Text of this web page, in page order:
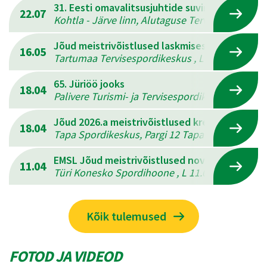
22.07 31. Eesti omavalitsusjuhtide suvine
Kohtla - Järve linn, Alutaguse
16.05 Jõud meistrivõistlused laskmises
Tartumaa Tervisespordikeskus , L 16.05.2026 -
18.04
65. Jüriöö jooks
Palivere Turismi- ja Tervisespordikeskus , L
18.04 Jõud 2026.a meistrivõistlused kreeka-rooma
Tapa Spordikeskus, Pargi 12 Tapal , L
11.04
EMSL Jõud meistrivõistlused novuses
Türi Konesko Spordihoone , L 11.04.2026 - P
Kõik tulemused
FOTOD JA VIDEOD